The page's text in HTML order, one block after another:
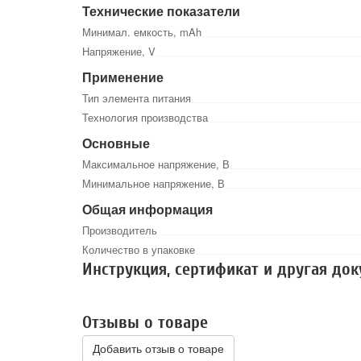
Технические показатели
Минимал. емкость, mAh
Напряжение, V
Применение
Тип элемента питания
Технология производства
Основные
Максимальное напряжение, В
Минимальное напряжение, В
Общая информация
Производитель
Количество в упаковке
Инструкция, сертификат и другая
Отзывы о товаре
Добавить отзыв о товаре